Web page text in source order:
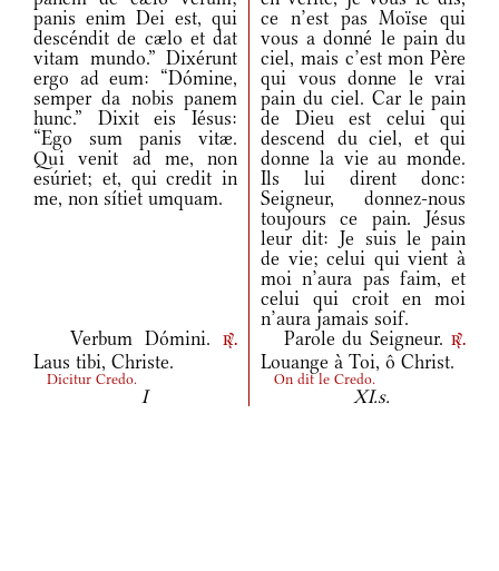
panis enim Dei est, qui
descéndit de cælo et dat
vitam mundo.” Dixérunt
ergo ad eum: “Dómine,
semper da nobis panem
hunc.” Dixit eis Iésus:
“Ego sum panis vitæ.
Qui venit ad me, non
esúriet; et, qui credit in
me, non sítiet umquam.
ce n’est pas Moïse qui
vous a donné le pain du
ciel, mais c’est mon Père
qui vous donne le vrai
pain du ciel. Car le pain
de Dieu est celui qui
descend du ciel, et qui
donne la vie au monde.
Ils lui dirent donc:
Seigneur, donnez-nous
toujours ce pain. Jésus
leur dit: Je suis le pain
de vie; celui qui vient à
moi n’aura pas faim, et
celui qui croit en moi
n’aura jamais soif.
Verbum Dómini.
r.
Laus tibi, Christe.
Parole du Seigneur. r.
Louange à Toi, ô Christ.
Dicitur Credo. On dit le Credo.
I XI.s.